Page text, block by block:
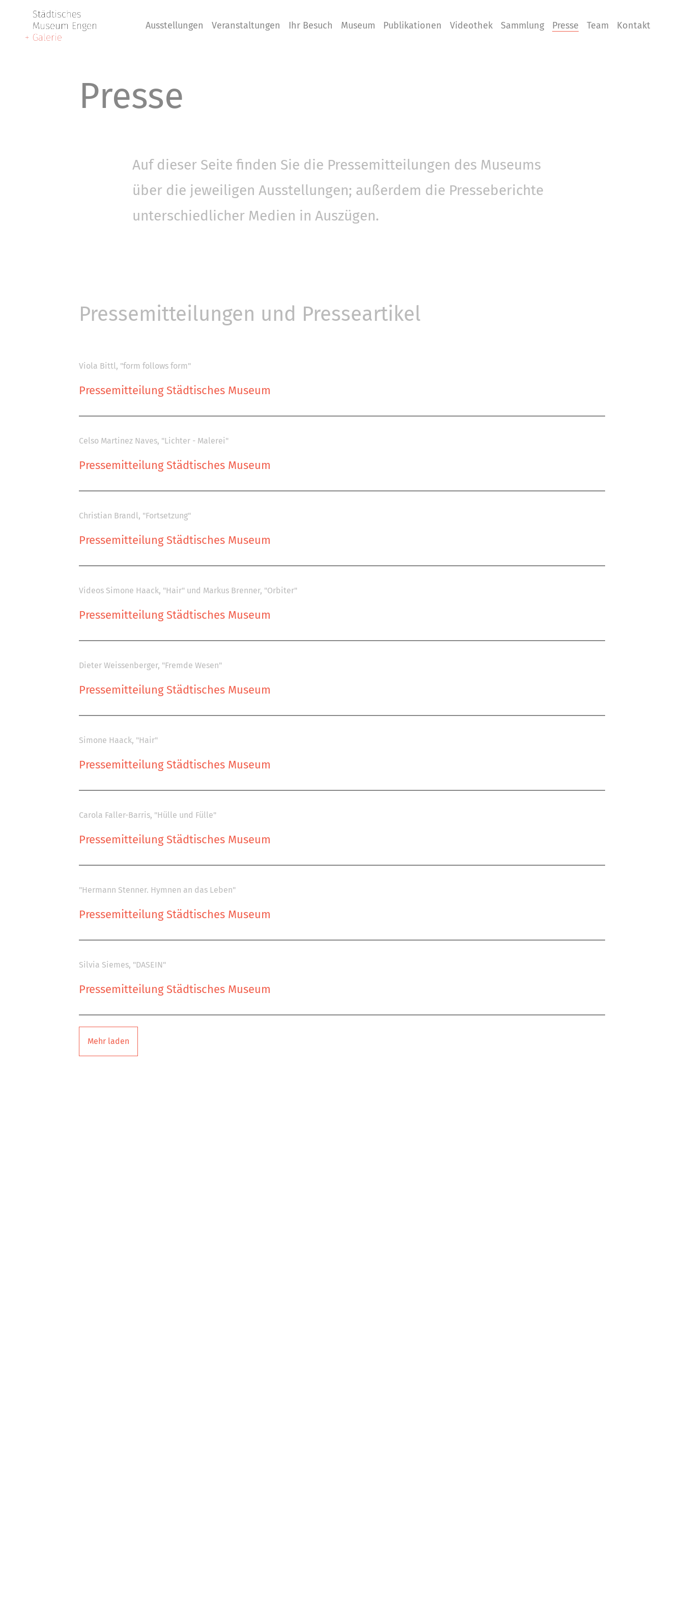
Ausstellungen Veranstaltungen Ihr Besuch Museum Publikationen Videothek Sammlung Presse Team Kontakt
Presse
Auf dieser Seite finden Sie die Pressemitteilungen des Museums
über die jeweiligen Ausstellungen; außerdem die Presseberichte
unterschiedlicher Medien in Auszügen.
Pressemitteilungen und Presseartikel
Viola Bittl, "form follows form"
Pressemitteilung Städtisches Museum
Celso Martinez Naves, "Lichter - Malerei"
Pressemitteilung Städtisches Museum
Christian Brandl, "Fortsetzung"
Pressemitteilung Städtisches Museum
Videos Simone Haack, "Hair" und Markus Brenner, "Orbiter"
Pressemitteilung Städtisches Museum
Dieter Weissenberger, "Fremde Wesen"
Pressemitteilung Städtisches Museum
Simone Haack, "Hair"
Pressemitteilung Städtisches Museum
Carola Faller-Barris, "Hülle und Fülle"
Pressemitteilung Städtisches Museum
"Hermann Stenner. Hymnen an das Leben"
Pressemitteilung Städtisches Museum
Silvia Siemes, "DASEIN"
Pressemitteilung Städtisches Museum
Mehr laden